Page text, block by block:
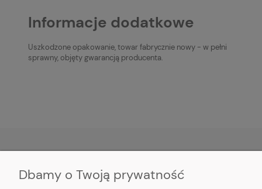
Informacje dodatkowe
Uszkodzone opakowanie, towar fabrycznie nowy - w pełni
sprawny, objęty gwarancją producenta.
O NAS
Dbamy o Twoją prywatność